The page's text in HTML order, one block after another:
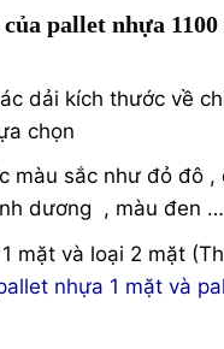
pallet nhựa 1100
dải kích thước về
chọn
màu sắc như đỏ đô
dương , màu đen …
mặt và loại 2 mặt
nhựa 1 mặt và